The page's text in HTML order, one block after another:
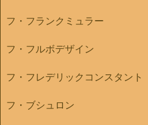
フ・フランクミュラー
フ・フルボデザイン
フ・フレデリックコンスタント
フ・ブシュロン